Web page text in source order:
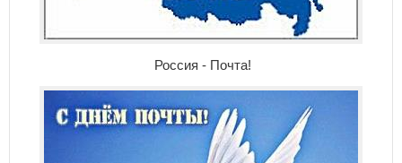
Россия - Почта!